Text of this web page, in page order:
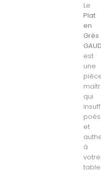
Le
Plat
en
Grès
est
une
qui
et
à
votre